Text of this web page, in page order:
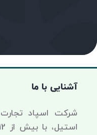
آشنایی با ما
شرکت اسپاد